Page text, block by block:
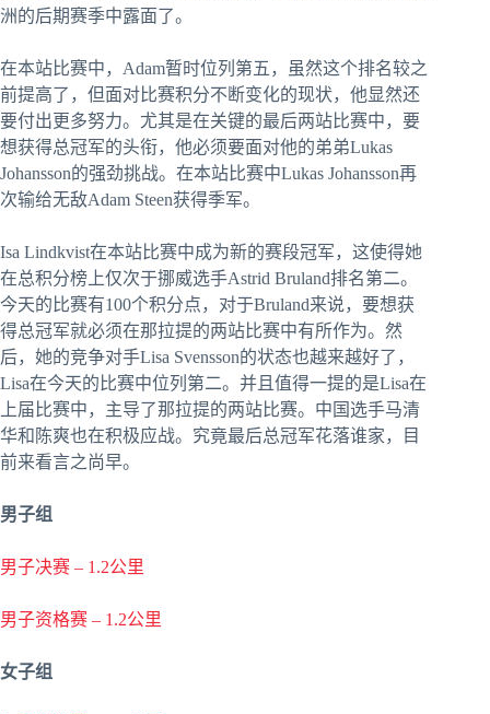
洲的后期赛季中露面了。
在本站比赛中，Adam暂时位列第五，虽然这个排名较之
前提高了，但面对比赛积分不断变化的现状，他显然还
要付出更多努力。尤其是在关键的最后两站比赛中，要
想获得总冠军的头衔，他必须要面对他的弟弟Lukas
Johansson的强劲挑战。在本站比赛中Lukas Johansson再
次输给无敌Adam Steen获得季军。
Isa Lindkvist在本站比赛中成为新的赛段冠军，这使得她
在总积分榜上仅次于挪威选手Astrid Bruland排名第二。
今天的比赛有100个积分点，对于Bruland来说，要想获
得总冠军就必须在那拉提的两站比赛中有所作为。然
后，她的竞争对手Lisa Svensson的状态也越来越好了，
Lisa在今天的比赛中位列第二。并且值得一提的是Lisa在
上届比赛中，主导了那拉提的两站比赛。中国选手马清
华和陈爽也在积极应战。究竟最后总冠军花落谁家，目
前来看言之尚早。
男子组
男子决赛 – 1.2公里
男子资格赛 – 1.2公里
女子组